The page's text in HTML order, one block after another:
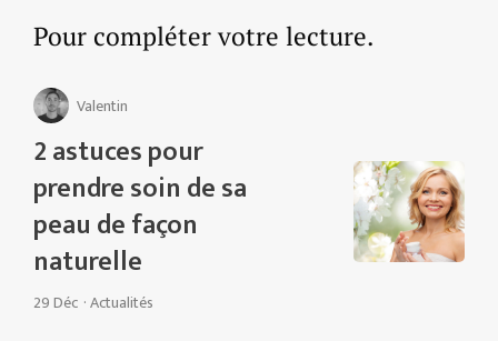
Pour compléter votre lecture.
Valentin
2 astuces pour
prendre soin de sa
peau de façon
naturelle
29 Déc ·Actualités